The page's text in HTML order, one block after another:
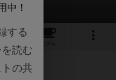
カフェ
中！
する
読む
の共